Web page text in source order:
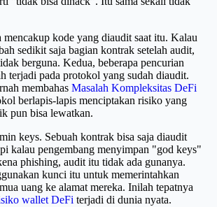
mencakup kode yang diaudit saat itu. Kalau
sedikit saja bagian kontrak setelah audit,
berguna. Kedua, beberapa pencurian
terjadi pada protokol yang sudah diaudit.
membahas Masalah Kompleksitas DeFi
berlapis-lapis menciptakan risiko yang
pun bisa lewatkan.
keys. Sebuah kontrak bisa saja diaudit
kalau pengembang menyimpan "god keys"
phishing, audit itu tidak ada gunanya.
kunci itu untuk memerintahkan
uang ke alamat mereka. Inilah tepatnya
wallet DeFi terjadi di dunia nyata.